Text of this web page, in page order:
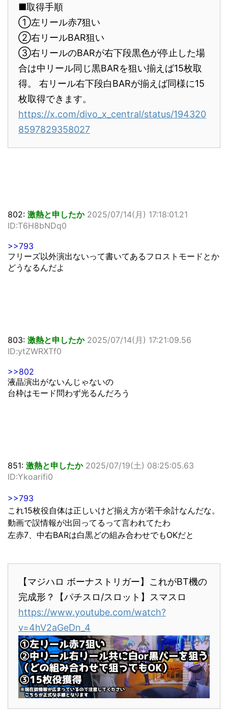
■取得手順
①左リール赤7狙い
②右リールBAR狙い
③右リールのBARが右下段黒色が停止した場
合は中リール同じ黒BARを狙い揃えば15枚取
得。 右リール右下段白BARが揃えば同様に15
枚取得できます。
https://x.com/divo_x_central/status/194320
8597829358027
802: 激熱と申したか 2025/07/14(月) 17:18:01.21
ID:T6H8bNDq0
>>793
フリーズ以外演出ないって書いてあるフロストモードとか
どうなるんだよ
803: 激熱と申したか 2025/07/14(月) 17:21:09.56
ID:ytZWRXTf0
>>802
液晶演出がないんじゃないの
台枠はモード問わず光るんだろう
851: 激熱と申したか 2025/07/19(土) 08:25:05.63
ID:Ykoarifi0
>>793
これ15枚役自体は正しいけど揃え方が若干余計なんだな。
動画で誤情報が出回ってるって言われてたわ
左赤7、中右BARは白黒どの組み合わせでもOKだと
【マジハロ ボーナストリガー】これがBT機の
完成形？【パチスロ/スロット】スマスロ
https://www.youtube.com/watch?
v=4hV2aGeDn_4